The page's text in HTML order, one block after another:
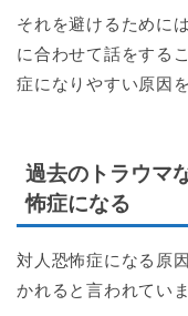
それを避けるために
に合わせて話をする
症になりやすい原因
過去のトラウマ
怖症になる
対人恐怖症になる原
かれると言われていま